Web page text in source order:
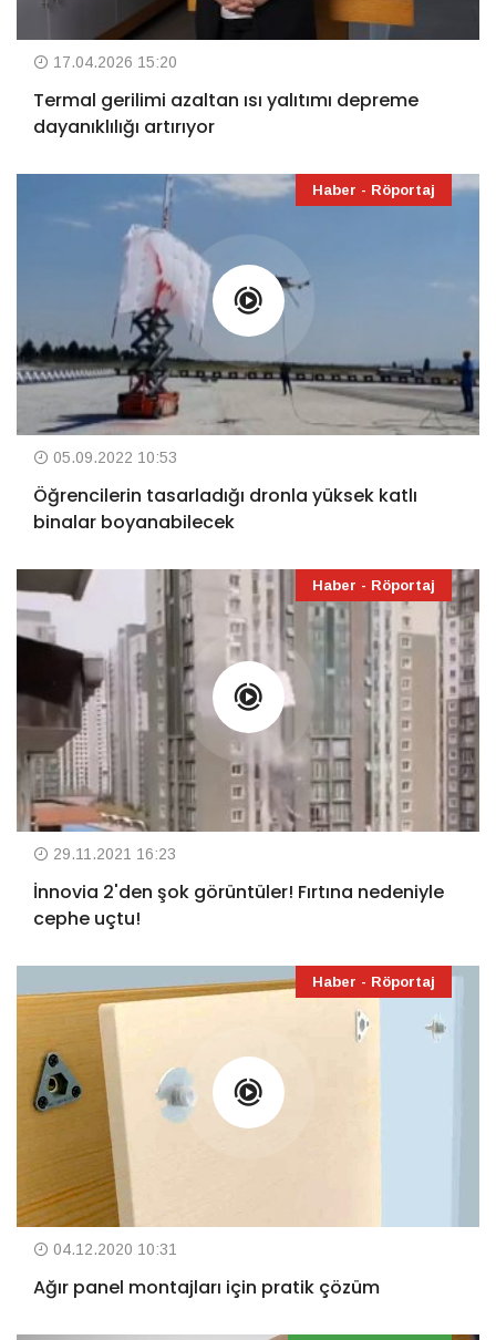
17.04.2026 15:20
Termal gerilimi azaltan ısı yalıtımı depreme
dayanıklılığı artırıyor
Haber - Röportaj
05.09.2022 10:53
Öğrencilerin tasarladığı dronla yüksek katlı
binalar boyanabilecek
Haber - Röportaj
29.11.2021 16:23
İnnovia 2'den şok görüntüler! Fırtına nedeniyle
cephe uçtu!
Haber - Röportaj
04.12.2020 10:31
Ağır panel montajları için pratik çözüm